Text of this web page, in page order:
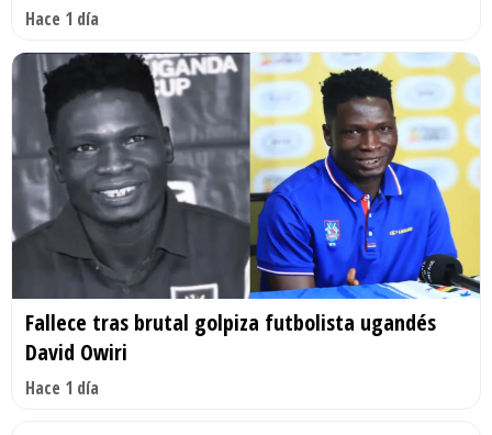
Hace 1 día
Fallece tras brutal golpiza futbolista ugandés
David Owiri
Hace 1 día